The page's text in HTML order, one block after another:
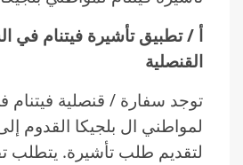
أ / تطبيق تأشيرة فيتنام في
القنصلية
توجد سفارة / قنصلية فيتنام
لمواطني ال بلجيكا القدوم
لتقديم طلب تأشيرة. يتطلب